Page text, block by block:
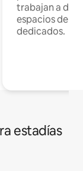
trabajan a
espacios de
dedicados.
estadías